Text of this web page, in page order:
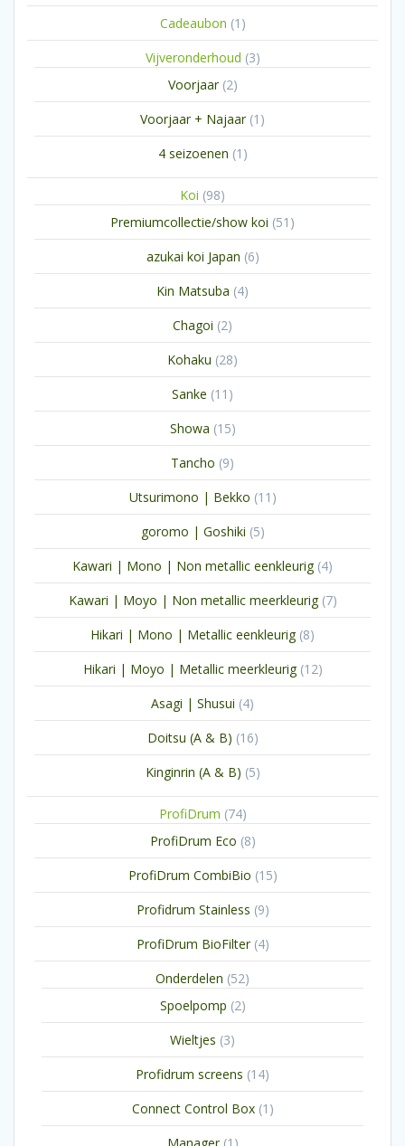
Cadeaubon 1 1
product
Vijveronderhoud 33
Voorjaar 22
producten
Voorjaar + Najaar 1 1
product
4 seizoenen 1 1
Koi 9898
producten
Premiumcollectie/show koi 51 51
producten
azukai koi Japan 66
producten
Kin Matsuba 44
producten
Chagoi 22
producten
Kohaku 2828
producten
Sanke 11 11
producten
Showa 1515
producten
Tancho 99
producten
Utsurimono | Bekko 11 11
producten
goromo | Goshiki 55
producten
Kawari | Mono | Non metallic eenkleurig 44
producten
Kawari | Moyo | Non metallic meerkleurig 77
producten
Hikari | Mono | Metallic eenkleurig 88
producten
Hikari | Moyo | Metallic meerkleurig 1212
producten
Asagi | Shusui 44
producten
Doitsu (A & B) 1616
producten
Kinginrin (A & B) 55
ProfiDrum 7474
ProfiDrum Eco 88
producten
ProfiDrum CombiBio 1515
producten
Profidrum Stainless 99
producten
ProfiDrum BioFilter 44
producten
Onderdelen 5252
Spoelpomp 22
producten
Wieltjes 33
producten
Profidrum screens 1414
producten
Connect Control Box 1 1
product
1